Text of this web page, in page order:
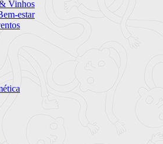
Vinhos
estar